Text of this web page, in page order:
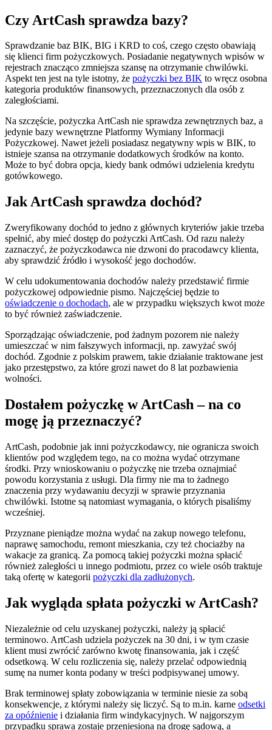
Czy ArtCash sprawdza bazy?
Sprawdzanie baz BIK, BIG i KRD to coś, czego często obawiają
się klienci firm pożyczkowych. Posiadanie negatywnych wpisów w
rejestrach znacząco zmniejsza szansę na otrzymanie chwilówki.
Aspekt ten jest na tyle istotny, że pożyczki bez BIK to wręcz osobna
kategoria produktów finansowych, przeznaczonych dla osób z
zaległościami.
Na szczęście, pożyczka ArtCash nie sprawdza zewnętrznych baz, a
jedynie bazy wewnętrzne Platformy Wymiany Informacji
Pożyczkowej. Nawet jeżeli posiadasz negatywny wpis w BIK, to
istnieje szansa na otrzymanie dodatkowych środków na konto.
Może to być dobra opcja, kiedy bank odmówi udzielenia kredytu
gotówkowego.
Jak ArtCash sprawdza dochód?
Zweryfikowany dochód to jedno z głównych kryteriów jakie trzeba
spełnić, aby mieć dostęp do pożyczki ArtCash. Od razu należy
zaznaczyć, że pożyczkodawca nie dzwoni do pracodawcy klienta,
aby sprawdzić źródło i wysokość jego dochodów.
W celu udokumentowania dochodów należy przedstawić firmie
pożyczkowej odpowiednie pismo. Najczęściej będzie to
oświadczenie o dochodach, ale w przypadku większych kwot może
to być również zaświadczenie.
Sporządzając oświadczenie, pod żadnym pozorem nie należy
umieszczać w nim fałszywych informacji, np. zawyżać swój
dochód. Zgodnie z polskim prawem, takie działanie traktowane jest
jako przestępstwo, za które grozi nawet do 8 lat pozbawienia
wolności.
Dostałem pożyczkę w ArtCash – na co
mogę ją przeznaczyć?
ArtCash, podobnie jak inni pożyczkodawcy, nie ogranicza swoich
klientów pod względem tego, na co można wydać otrzymane
środki. Przy wnioskowaniu o pożyczkę nie trzeba oznajmiać
powodu korzystania z usługi. Dla firmy nie ma to żadnego
znaczenia przy wydawaniu decyzji w sprawie przyznania
chwilówki. Istotne są natomiast wymagania, o których pisaliśmy
wcześniej.
Przyznane pieniądze można wydać na zakup nowego telefonu,
naprawę samochodu, remont mieszkania, czy też chociażby na
wakacje za granicą. Za pomocą takiej pożyczki można spłacić
również zaległości u innego podmiotu, przez co wiele osób traktuje
taką ofertę w kategorii pożyczki dla zadłużonych.
Jak wygląda spłata pożyczki w ArtCash?
Niezależnie od celu uzyskanej pożyczki, należy ją spłacić
terminowo. ArtCash udziela pożyczek na 30 dni, i w tym czasie
klient musi zwrócić zarówno kwotę finansowania, jak i część
odsetkową. W celu rozliczenia się, należy przelać odpowiednią
sumę na numer konta podany w treści podpisywanej umowy.
Brak terminowej spłaty zobowiązania w terminie niesie za sobą
konsekwencje, z którymi należy się liczyć. Są to m.in. karne odsetki
za opóźnienie i działania firm windykacyjnych. W najgorszym
przypadku sprawa zostaje przeniesiona na drogę sądową, a